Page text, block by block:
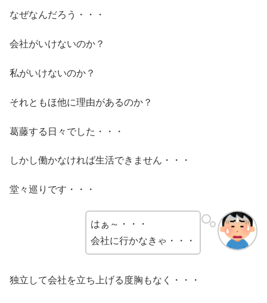
なぜなんだろう・・・
会社がいけないのか？
私がいけないのか？
それともほ他に理由があるのか？
葛藤する日々でした・・・
しかし働かなければ生活できません・・・
堂々巡りです・・・
はぁ～・・・
会社に行かなきゃ・・・
独立して会社を立ち上げる度胸もなく・・・